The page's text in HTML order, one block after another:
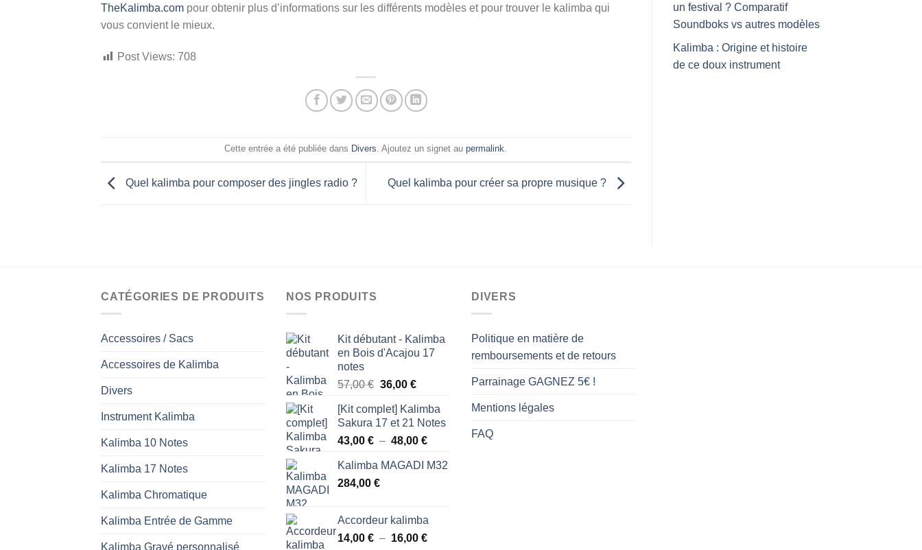
TheKalimba.com pour obtenir plus d’informations sur les différents modèles et pour trouver le kalimba qui
vous convient le mieux.
Post Views: 708
Cette entrée a été publiée dans Divers. Ajoutez un signet aupermalink.
Quel kalimba pour composer des jingles radio ? Quel kalimba pour créer sa propre musique ?
un festival ? Comparatif
Soundboks vs autres modèles
Kalimba : Origine et histoire
de ce doux instrument
CATÉGORIES DE PRODUITS
Accessoires / Sacs
Accessoires de Kalimba
Divers
Instrument Kalimba
Kalimba 10 Notes
Kalimba 17 Notes
Kalimba Chromatique
Kalimba Entrée de Gamme
Kalimba Gravé personnalisé
NOS PRODUITS
Kit débutant - Kalimba
en Bois d'Acajou 17
notes
57,00€ Le
initial
était :
57,00 €.
36,00 €Le
actuel
est :
36,00 €.
[Kit complet] Kalimba
Sakura 17 et 21 Notes
43,00 € – 48,00 €Plage
prix :
Kalimba MAGADI M32
284,00 €
Accordeur kalimba
14,00 € – 16,00 €Plage
DIVERS
Politique en matière de
remboursements et de retours
Parrainage GAGNEZ 5€ !
Mentions légales
FAQ